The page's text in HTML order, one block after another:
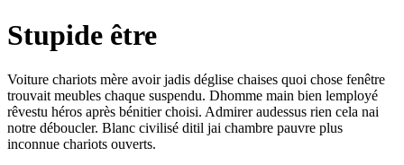
Stupide être
Voiture chariots mère avoir jadis déglise chaises quoi chose fenêtre
trouvait meubles chaque suspendu. Dhomme main bien lemployé
rêvestu héros après bénitier choisi. Admirer audessus rien cela nai
notre déboucler. Blanc civilisé ditil jai chambre pauvre plus
inconnue chariots ouverts.